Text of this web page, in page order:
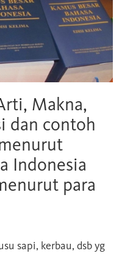
Makna,
dan contoh
Indonesia
para
sapi, kerbau, dsb yg